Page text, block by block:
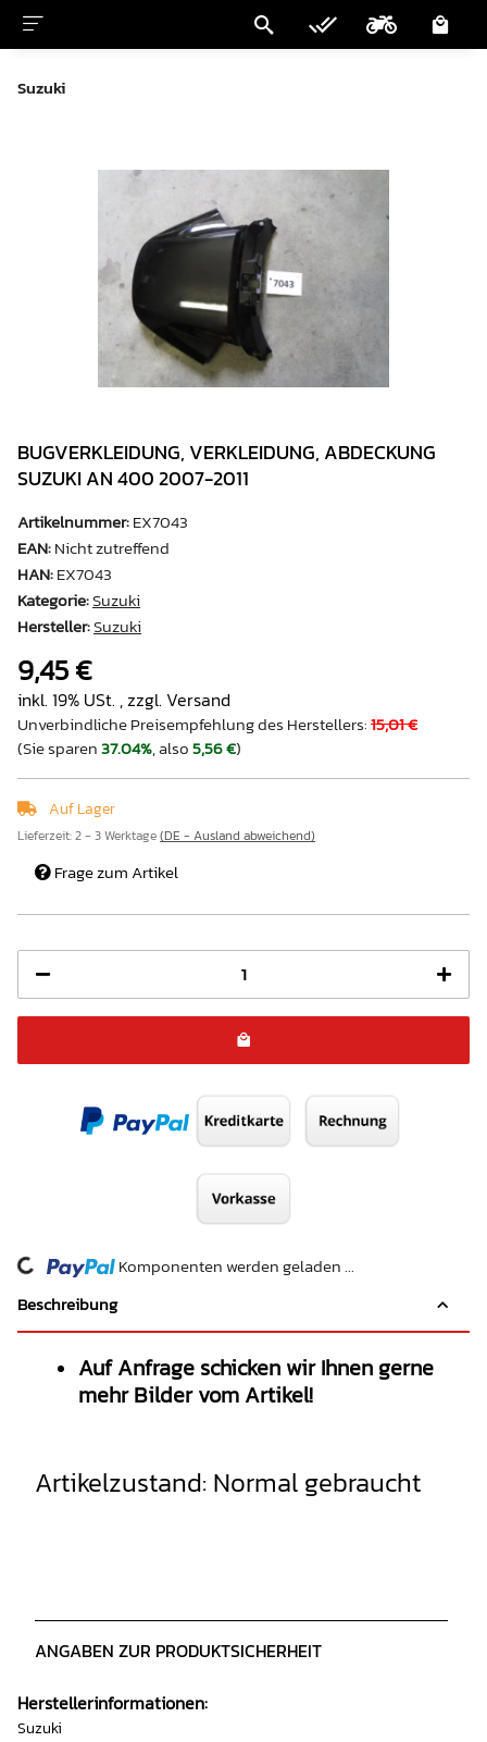
Suzuki
BUGVERKLEIDUNG, VERKLEIDUNG, ABDECKUNG
SUZUKI AN 400 2007-2011
Artikelnummer:EX7043
EAN:Nicht zutreffend
HAN:EX7043
Kategorie:Suzuki
Hersteller:Suzuki
9,45 €
inkl. 19% USt. , zzgl. Versand
Unverbindliche Preisempfehlung des Herstellers:15,01 €
(Sie sparen37.04%, also5,56 €)
Auf Lager
Lieferzeit:2 - 3 Werktage(DE - Ausland abweichend)
Frage zum Artikel
Loading...
Komponenten werden geladen ...
Beschreibung
Auf Anfrage schicken wir Ihnen gerne
mehr Bilder vom Artikel!
Artikelzustand: Normal gebraucht
ANGABEN ZUR PRODUKTSICHERHEIT
Herstellerinformationen:
Suzuki